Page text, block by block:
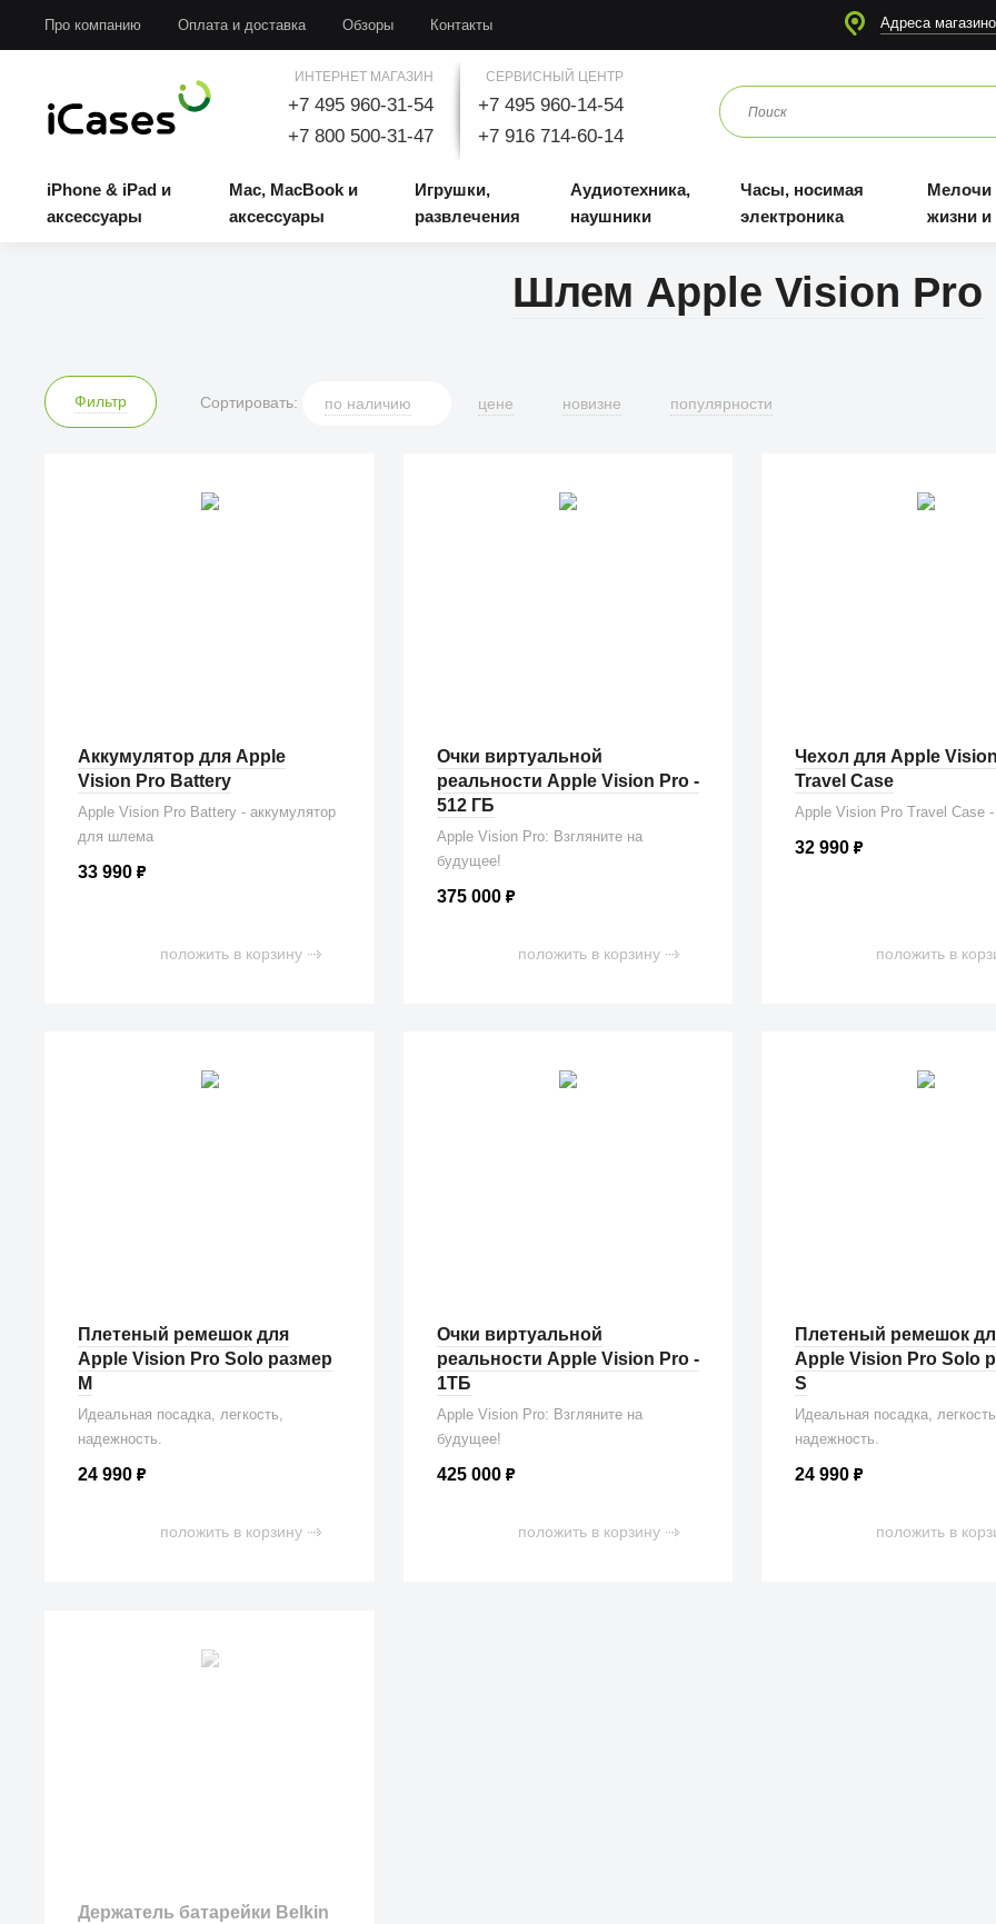
Про компанию Оплата и доставка Обзоры Контакты Адреса
ИНТЕРНЕТ МАГАЗИН
+7 495 960-31-54
+7 800 500-31-47
СЕРВИСНЫЙ ЦЕНТР
+7 495 960-14-54
+7 916 714-60-14
iPhone & iPad и
аксессуары
Mac, MacBook и
аксессуары
Игрушки,
развлечения
Аудиотехника,
наушники
Часы, носимая
электроника
Мелочи
жизни
Шлем Apple Vision Pro
Фильтр Сортировать: по наличию цене новизне популярности
Аккумулятор для Apple
Vision Pro Battery
Apple Vision Pro Battery - аккумулятор
для шлема
33 990₽
положить в корзину
Очки виртуальной
реальности Apple Vision Pro -
512 ГБ
Apple Vision Pro: Взгляните на
будущее!
375 000 ₽
положить в корзину
Чехол для Apple
Travel Case
Apple Vision Pro Travel Case
32 990 ₽
положить в
Плетеный ремешок для
Apple Vision Pro Solo размер
M
Идеальная посадка, легкость,
надежность.
24 990₽
положить в корзину
Очки виртуальной
реальности Apple Vision Pro -
1ТБ
Apple Vision Pro: Взгляните на
будущее!
425 000 ₽
положить в корзину
Плетеный ремешок
Apple Vision Pro Solo
S
Идеальная посадка, легкость,
надежность.
24 990 ₽
положить в
Держатель батарейки Belkin